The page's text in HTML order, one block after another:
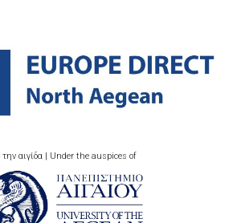
την αιγίδα | Under the auspices of